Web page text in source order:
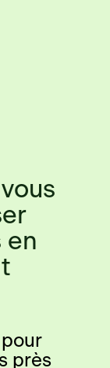
en
pour
près